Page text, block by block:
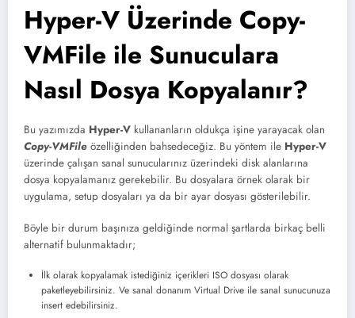
Hyper-V Üzerinde Copy-
VMFile ile Sunuculara
Nasıl Dosya Kopyalanır?
Bu yazımızda Hyper-V kullananların oldukça işine yarayacak olan
Copy-VMFile özelliğinden bahsedeceğiz. Bu yöntem ile Hyper-V
üzerinde çalışan sanal sunucularınız üzerindeki disk alanlarına
dosya kopyalamanız gerekebilir. Bu dosyalara örnek olarak bir
uygulama, setup dosyaları ya da bir ayar dosyası gösterilebilir.
Böyle bir durum başınıza geldiğinde normal şartlarda birkaç belli
alternatif bulunmaktadır;
İlk olarak kopyalamak istediğiniz içerikleri ISO dosyası olarak
paketleyebilirsiniz. Ve sanal donanım Virtual Drive ile sanal sunucunuza
insert edebilirsiniz.